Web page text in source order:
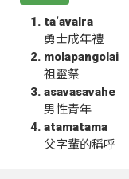
ta‘avalra
勇士成年禮
molapangolai
祖靈祭
asavasavahe
男性青年
atamatama
父字輩的稱呼